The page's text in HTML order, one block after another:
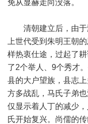
免从显赫走向没落。
清朝建立后，由于
上世代受到朱明王朝
样热衷仕途，过起了
了2个举人、9个秀才
县的大户望族，县志
方多战乱，马氏子弟
仅显示着人丁的减少
氏开始复兴。尚儒的